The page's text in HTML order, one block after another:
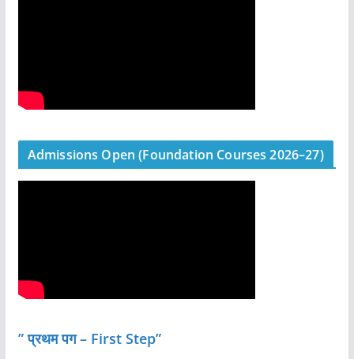
Admissions Open (Foundation Courses 2026–27)
” प्रथम पग – First Step”